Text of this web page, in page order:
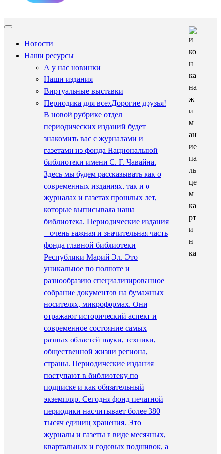
Новости
Наши ресурсы
А у нас новинки
Наши издания
Виртуальные выставки
Периодика для всехДорогие друзья!
В новой рубрике отдел
периодических изданий будет
знакомить вас с журналами и
газетами из фонда Национальной
библиотеки имени С. Г. Чавайна.
Здесь мы будем рассказывать как о
современных изданиях, так и о
журналах и газетах прошлых лет,
которые выписывала наша
библиотека. Периодические издания
– очень важная и значительная часть
фонда главной библиотеки
Республики Марий Эл. Это
уникальное по полноте и
разнообразию специализированное
собрание документов на бумажных
носителях, микроформах. Они
отражают исторический аспект и
современное состояние самых
разных областей науки, техники,
общественной жизни региона,
страны. Периодические издания
поступают в библиотеку по
подписке и как обязательный
экземпляр. Сегодня фонд печатной
периодики насчитывает более 380
тысяч единиц хранения. Это
журналы и газеты в виде месячных,
квартальных и годовых подшивок, а